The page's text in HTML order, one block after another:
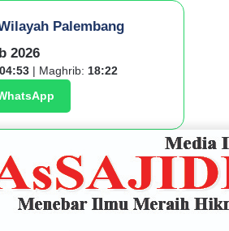
Palembang
2026
04:53 | Maghrib: 18:22